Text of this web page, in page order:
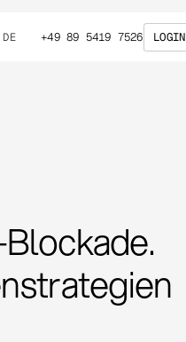
DE +49 89 5419 7526 LOGIN